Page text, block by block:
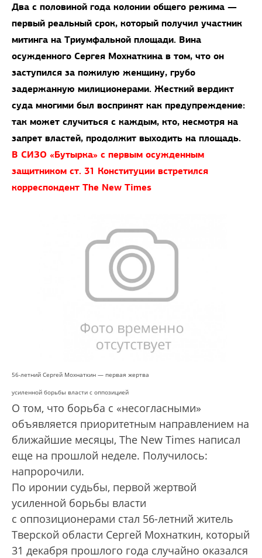
Два с половиной года колонии общего режима —
первый реальный срок, который получил участник
митинга на Триумфальной площади. Вина
осужденного Сергея Мохнаткина в том, что он
заступился за пожилую женщину, грубо
задержанную милиционерами. Жесткий вердикт
суда многими был воспринят как предупреждение:
так может случиться с каждым, кто, несмотря на
запрет властей, продолжит выходить на площадь.
В СИЗО «Бутырка» с первым осужденным
защитником cт. 31 Конституции встретился
корреспондент The New Times
56-летний Сергей Мохнаткин — первая жертва
усиленной борьбы власти с оппозицией
О том, что борьба с «несогласными»
объявляется приоритетным направлением на
ближайшие месяцы, The New Times написал
еще на прошлой неделе. Получилось:
напророчили.
По иронии судьбы, первой жертвой
усиленной борьбы власти
с оппозиционерами стал 56-летний житель
Тверской области Сергей Мохнаткин, который
31 декабря прошлого года случайно оказался